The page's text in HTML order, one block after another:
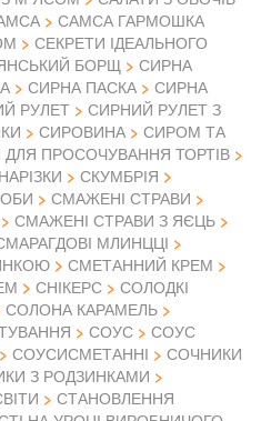
САМСА ГАРМОШКА
СЕКРЕТИ ІДЕАЛЬНОГО
БОРЩ
СИРНА
СИРНА ПАСКА
СИРНА
РУЛЕТ
СИРНИЙ РУЛЕТ З
СИРОВИНА
СИРОМ ТА
ПРОСОЧУВАННЯ ТОРТІВ
СКУМБРІЯ
СМАЖЕНІ СТРАВИ
СМАЖЕНІ СТРАВИ З ЯЄЦЬ
МЛИНЦЦІ
СМЕТАННИЙ КРЕМ
СНІКЕРС
СОЛОДКІ
СОЛОНА КАРАМЕЛЬ
СОУС
СОУС
СОУСИСМЕТАННІ
СОЧНИКИ
З РОДЗИНКАМИ
СТАНОВЛЕННЯ